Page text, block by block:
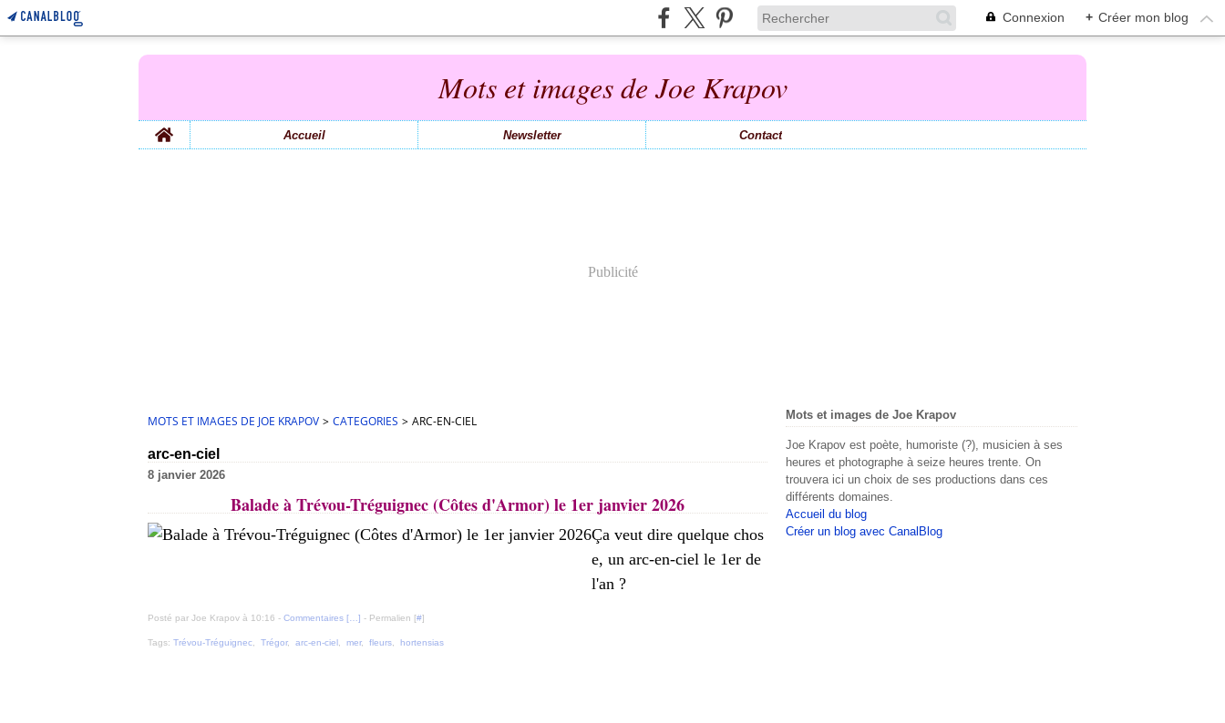
Connexion + Créer mon blog
Mots et images de Joe Krapov
Home
Accueil Newsletter Contact
Publicité
MOTS ET IMAGES DE JOE KRAPOV > CATEGORIES > ARC-EN-CIEL
arc-en-ciel
8 janvier 2026
Balade à Trévou-Tréguignec (Côtes d'Armor) le 1er janvier 2026
Ça veut dire quelque chos
e, un arc-en-ciel le 1er de
l'an ?
Posté par Joe Krapov à 10:16 - Commentaires [ ] - Permalien [#]
Tags: Trévou-Tréguignec Trégor, arc-en-ciel mer, fleurs hortensias
Mots et images de Joe Krapov
Joe Krapov est poète, humoriste (?), musicien à ses
heures et photographe à seize heures trente. On
trouvera ici un choix de ses productions dans ces
différents domaines.
Accueil du blog
Créer un blog avec CanalBlog